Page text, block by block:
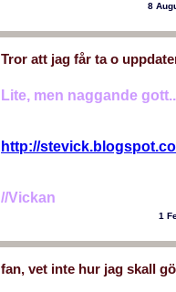
8
Tror att jag får ta o
Lite, men naggande
http://
//Vickan
1
fan, vet inte hur jag skall